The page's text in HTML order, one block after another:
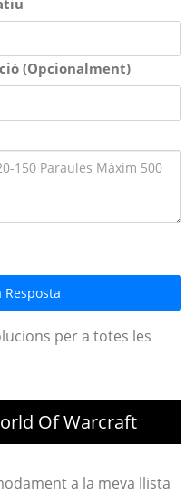
(Opcionalment)
per a totes les
Of Warcraft
a la meva llista